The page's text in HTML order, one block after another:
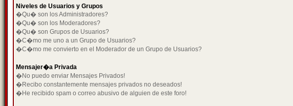
Niveles de Usuarios y Grupos
�Qu� son los Administradores?
�Qu� son los Moderadores?
�Qu� son Grupos de Usuarios?
�C�mo me uno a un Grupo de Usuarios?
�C�mo me convierto en el Moderador de un Grupo de Usuarios?
Mensajer�a Privada
�No puedo enviar Mensajes Privados!
�Recibo constantemente mensajes privados no deseados!
�He recibido spam o correo abusivo de alguien de este foro!